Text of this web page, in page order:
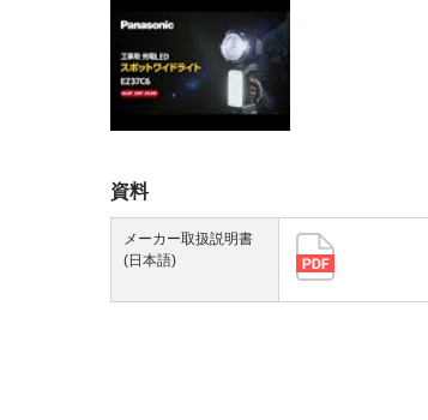
資料
メーカー取扱説明書
(日本語)